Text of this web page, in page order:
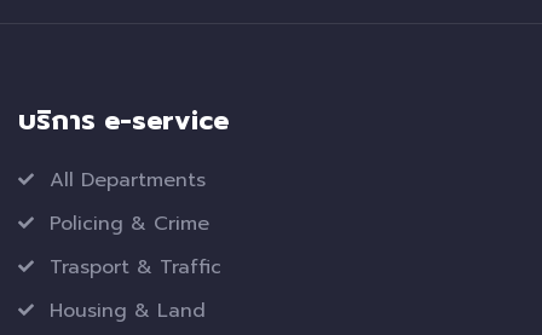
บริการ e-service
All Departments
Policing & Crime
Trasport & Traffic
Housing & Land